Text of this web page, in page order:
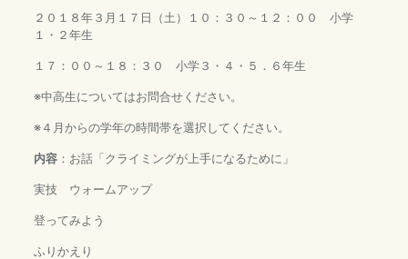
２０１８年３月１７日（土）１０：３０～１２：００ 小学
１・２年生
１７：００～１８：３０ 小学３・４・５．６年生
※中高生についてはお問合せください。
※４月からの学年の時間帯を選択してください。
内容：お話「クライミングが上手になるために」
実技 ウォームアップ
登ってみよう
ふりかえり